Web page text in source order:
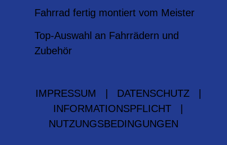
Fahrrad fertig montiert vom Meister
Top-Auswahl an Fahrrädern und
Zubehör
IMPRESSUM DATENSCHUTZ
INFORMATIONSPFLICHT
NUTZUNGSBEDINGUNGEN